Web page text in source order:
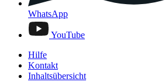
WhatsApp
YouTube
Hilfe
Kontakt
Inhaltsübersicht